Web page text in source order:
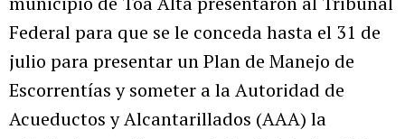
Federal para que se le conceda hasta el 31 de
julio para presentar un Plan de Manejo de
Escorrentías y someter a la Autoridad de
Acueductos y Alcantarillados (AAA) la